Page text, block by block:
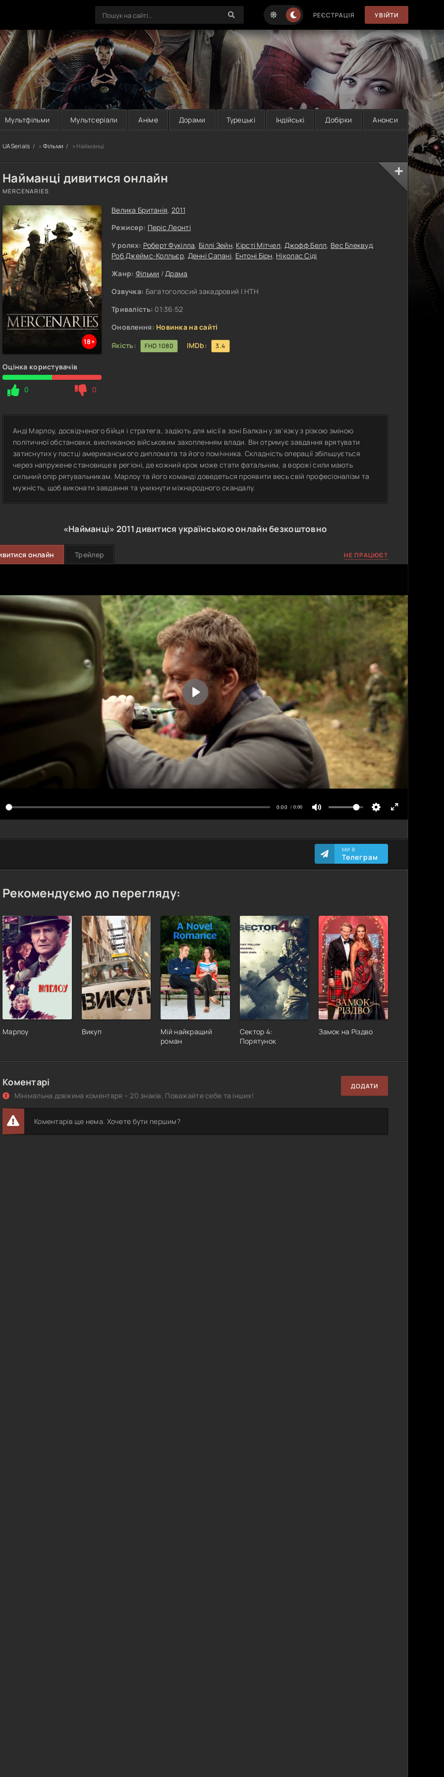
РЕЄСТРАЦІЯ УВІЙТИ
Мультфільми Мультсеріали Аніме Дорами Турецькі Індійські Добірки Анонси
UASerials » Фільми » Найманці
Найманці дивитися онлайн
MERCENARIES
18+
Оцінка користувачів
0 0
Велика Британія, 2011
Режисер: Періс Леонті
У ролях: Роберт Фукілла, Біллі Зейн, Кірсті Мітчел, Джофф Белл, Вес Блеквуд,
Роб Джеймс-Колльєр, Денні Сапані, Ентоні Бірн, Ніколас Сіді
Жанр: Фільми /Драма
Озвучка: Багатоголосий закадровий | НТН
Тривалість: 01:36:52
Оновлення: Новинка на сайті
Якість:
FHD 1080 IMDb: 3.4
Анді Марлоу, досвідченого бійця і стратега, задіють для місії в зоні Балкан у зв'язку з різкою зміною
політичної обстановки, викликаною військовим захопленням влади. Він отримує завдання врятувати
затиснутих у пастці американського дипломата та його помічника. Складність операції збільшується
через напружене становище в регіоні, де кожний крок може стати фатальним, а ворожі сили мають
сильний опір рятувальникам. Марлоу та його команді доведеться проявити весь свій професіоналізм та
мужність, щоб виконати завдання та уникнути міжнародного скандалу.
«Найманці» 2011дивитися українською онлайн безкоштовно
онлайн Трейлер НЕ ПРАЦЮЄ?
МИ В
Телеграм
Рекомендуємо до перегляду:
Марлоу Викуп
Мій найкращий
роман
Сектор 4:
Порятунок
Замок на Різдво
Коментарі
Мінімальна довжина коментаря – 20 знаків. Поважайте себе та інших!
ДОДАТИ
Коментарів ще нема. Хочете бути першим?